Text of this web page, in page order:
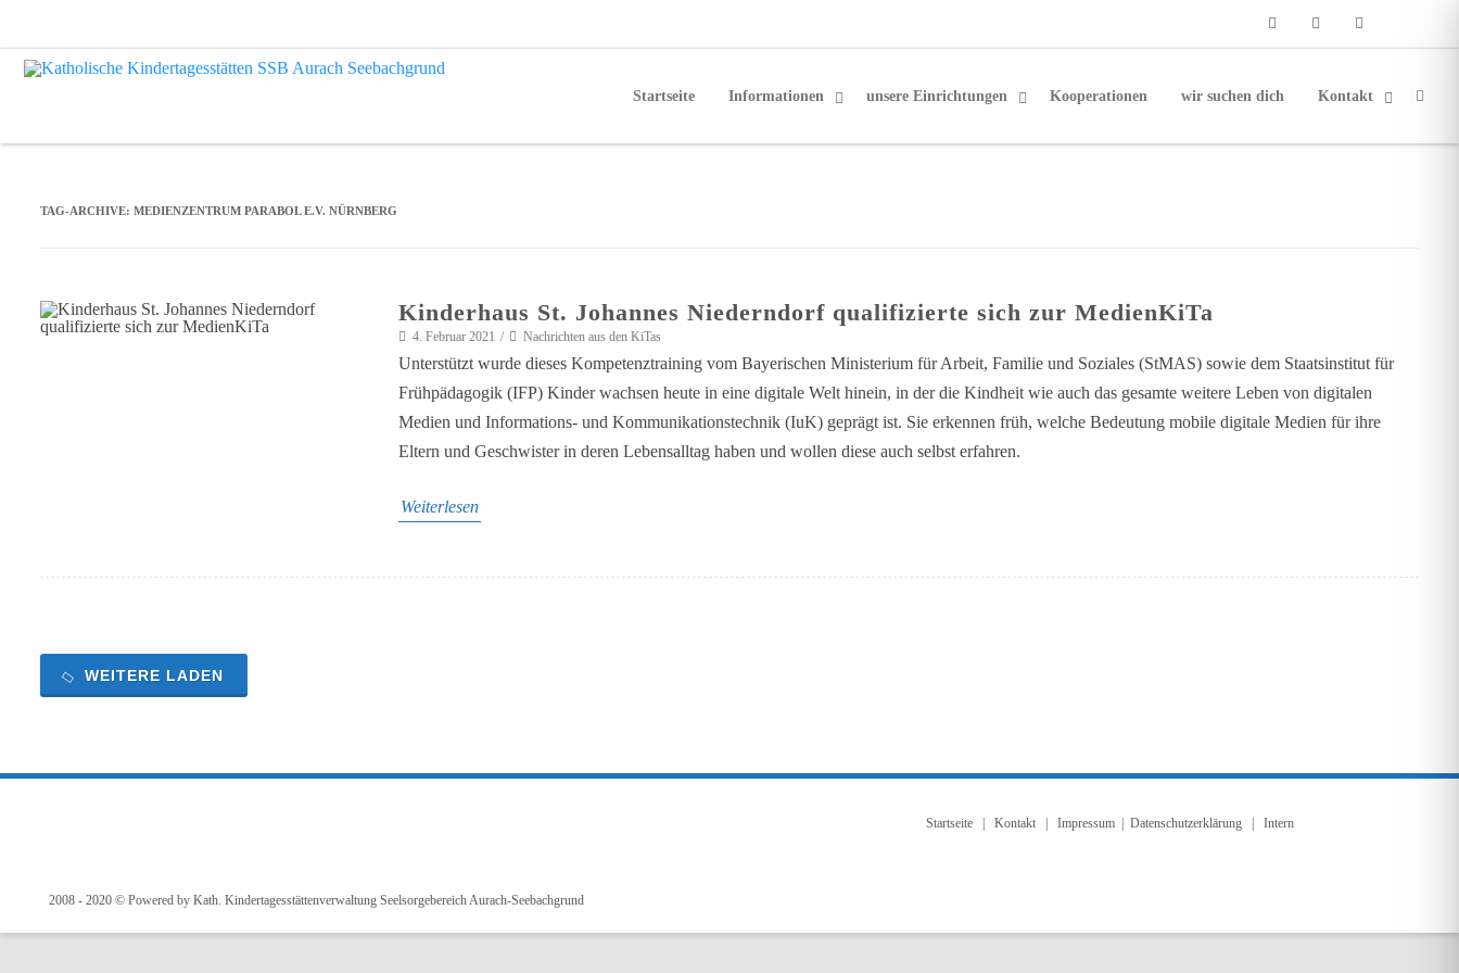
Startseite
Informationen unsere Einrichtungen Kooperationen wir suchen dich Kontakt
TAG-ARCHIVE: MEDIENZENTRUM PARABOL E.V. NÜRNBERG
Kinderhaus St. Johannes Niederndorf qualifizierte sich zur MedienKiTa
4. Februar 2021 Nachrichten aus den KiTas
Unterstützt wurde dieses Kompetenztraining vom Bayerischen Ministerium für Arbeit, Familie und Soziales (StMAS) sowie dem Staatsinstitut für
Frühpädagogik (IFP) Kinder wachsen heute in eine digitale Welt hinein, in der die Kindheit wie auch das gesamte weitere Leben von digitalen
Medien und Informations- und Kommunikationstechnik (IuK) geprägt ist. Sie erkennen früh, welche Bedeutung mobile digitale Medien für ihre
Eltern und Geschwister in deren Lebensalltag haben und wollen diese auch selbst erfahren.
Weiterlesen
WEITERE LADEN
Startseite Kontakt Impressum Datenschutzerklärung | Intern
2008 - 2020 © Powered by Kath. Kindertagesstättenverwaltung Seelsorgebereich Aurach-Seebachgrund